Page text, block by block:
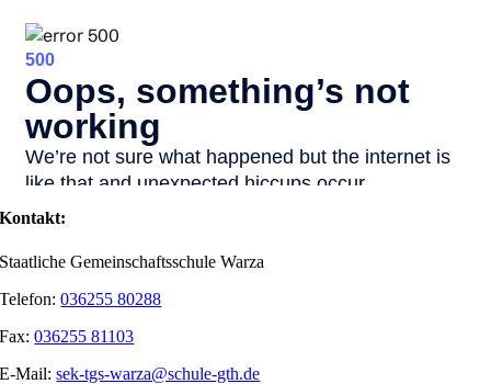
Kontakt:
Staatliche Gemeinschaftsschule Warza
Telefon:036255 80288
Fax:036255 81103
E-Mail:sek-tgs-warza@schule-gth.de